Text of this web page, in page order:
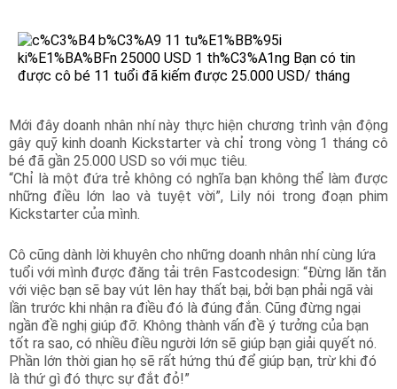
Mới đây doanh nhân nhí này thực hiện chương trình vận động
gây quỹ kinh doanh Kickstarter và chỉ trong vòng 1 tháng cô
bé đã gần 25.000 USD so với mục tiêu.
“Chỉ là một đứa trẻ không có nghĩa bạn không thể làm được
những điều lớn lao và tuyệt vời”, Lily nói trong đoạn phim
Kickstarter của mình.
Cô cũng dành lời khuyên cho những doanh nhân nhí cùng lứa
tuổi với mình được đăng tải trên Fastcodesign: “Đừng lăn tăn
với việc bạn sẽ bay vút lên hay thất bại, bởi bạn phải ngã vài
lần trước khi nhận ra điều đó là đúng đắn. Cũng đừng ngại
ngần đề nghị giúp đỡ. Không thành vấn đề ý tưởng của bạn
tốt ra sao, có nhiều điều người lớn sẽ giúp bạn giải quyết nó.
Phần lớn thời gian họ sẽ rất hứng thú để giúp bạn, trừ khi đó
là thứ gì đó thực sự đắt đỏ!”